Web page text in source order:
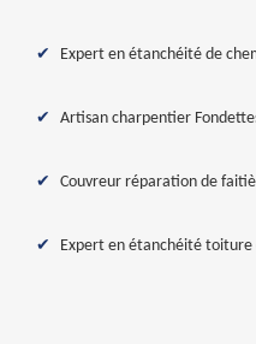
Expert en étanchéité de
Artisan charpentier
Couvreur réparation de
Expert en étanchéité toiture